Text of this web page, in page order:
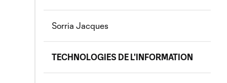
Sorria Jacques
TECHNOLOGIES DE L'INFORMATION